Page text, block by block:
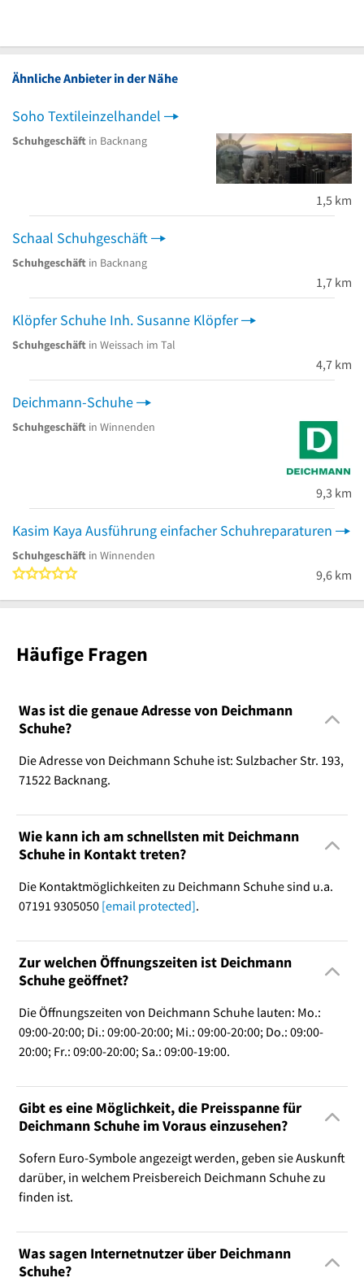
Ähnliche Anbieter in der Nähe
Soho Textileinzelhandel
Schuhgeschäft in Backnang
1,5 km
Schaal Schuhgeschäft
Schuhgeschäft in Backnang
1,7 km
Klöpfer Schuhe Inh. Susanne Klöpfer
Schuhgeschäft in Weissach im Tal
4,7 km
Deichmann-Schuhe
Schuhgeschäft in Winnenden
9,3 km
Kasim Kaya Ausführung einfacher Schuhreparaturen
Schuhgeschäft in Winnenden
9,6 km
Häufige Fragen
Was ist die genaue Adresse von Deichmann
Schuhe?
Die Adresse von Deichmann Schuhe ist: Sulzbacher Str. 193,
71522 Backnang.
Wie kann ich am schnellsten mit Deichmann
Schuhe in Kontakt treten?
Die Kontaktmöglichkeiten zu Deichmann Schuhe sind u.a.
07191 9305050 [email protected].
Zur welchen Öffnungszeiten ist Deichmann
Schuhe geöffnet?
Die Öffnungszeiten von Deichmann Schuhe lauten: Mo.:
09:00-20:00; Di.: 09:00-20:00; Mi.: 09:00-20:00; Do.: 09:00-
20:00; Fr.: 09:00-20:00; Sa.: 09:00-19:00.
Gibt es eine Möglichkeit, die Preisspanne für
Deichmann Schuhe im Voraus einzusehen?
Sofern Euro-Symbole angezeigt werden, geben sie Auskunft
darüber, in welchem Preisbereich Deichmann Schuhe zu
finden ist.
Was sagen Internetnutzer über Deichmann
Schuhe?